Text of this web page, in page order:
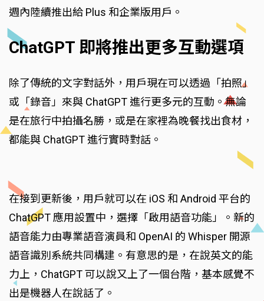
週內陸續推出給 Plus 和企業版用戶。
ChatGPT 即將推出更多互動選項
除了傳統的文字對話外，用戶現在可以透過「拍照」
或「錄音」來與 ChatGPT 進行更多元的互動。無論
是在旅行中拍攝名勝，或是在家裡為晚餐找出食材，
都能與 ChatGPT 進行實時對話。
在接到更新後，用戶就可以在 iOS 和 Android 平台的
ChatGPT 應用設置中，選擇「啟用語音功能」。新的
語音能力由專業語音演員和 OpenAI 的 Whisper 開源
語音識別系統共同構建。有意思的是，在說英文的能
力上，ChatGPT 可以說又上了一個台階，基本感覺不
出是機器人在說話了。